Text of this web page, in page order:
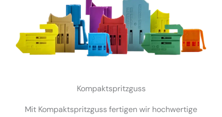
Kompakt­spritzguss
Mit Kompakt­spritzguss fertigen wir hochwertige